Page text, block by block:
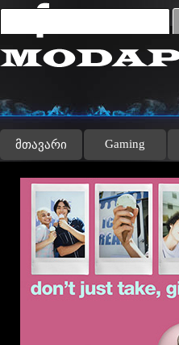
Go to content
მთავარი Gaming